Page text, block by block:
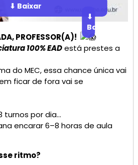
⬇ Baixar
PROFESSOR(A)!
⬇
Baixar
100% EADestá prestes a
do MEC, essa chance única vai
ficar de fora vai se
turnos por dia…
encarar 6–8 horas de aula
ritmo?